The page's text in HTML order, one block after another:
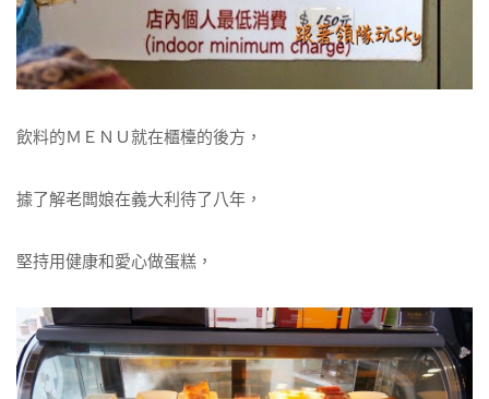
飲料的ＭＥＮＵ就在櫃檯的後方，
據了解老闆娘在義大利待了八年，
堅持用健康和愛心做蛋糕，